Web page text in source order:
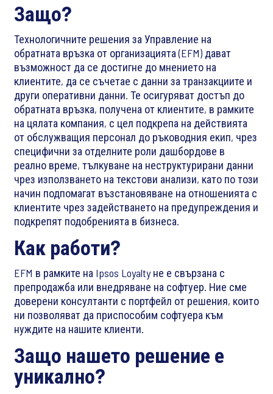
Защо?
Технологичните решения за Управление на
обратната връзка от организацията (EFM) дават
възможност да се достигне до мнението на
клиентите, да се съчетае с данни за транзакциите и
други оперативни данни. Те осигуряват достъп до
обратната връзка, получена от клиентите, в рамките
на цялата компания, с цел подкрепа на действията
от обслужващия персонал до ръководния екип, чрез
специфични за отделните роли дашбордове в
реално време, тълкуване на неструктурирани данни
чрез използването на текстови анализи, като по този
начин подпомагат възстановяване на отношенията с
клиентите чрез задействането на предупреждения и
подкрепят подобренията в бизнеса.
Как работи?
EFM в рамките на Ipsos Loyalty не е свързана с
препродажба или внедряване на софтуер. Ние сме
доверени консултанти с портфейл от решения, които
ни позволяват да приспособим софтуера към
нуждите на нашите клиенти.
Защо нашето решение е
уникално?